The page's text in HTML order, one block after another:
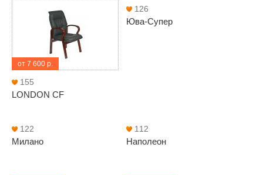
от 7 600 р.
155
LONDON CF
126
Юва-Супер
122
Милано
112
Наполеон